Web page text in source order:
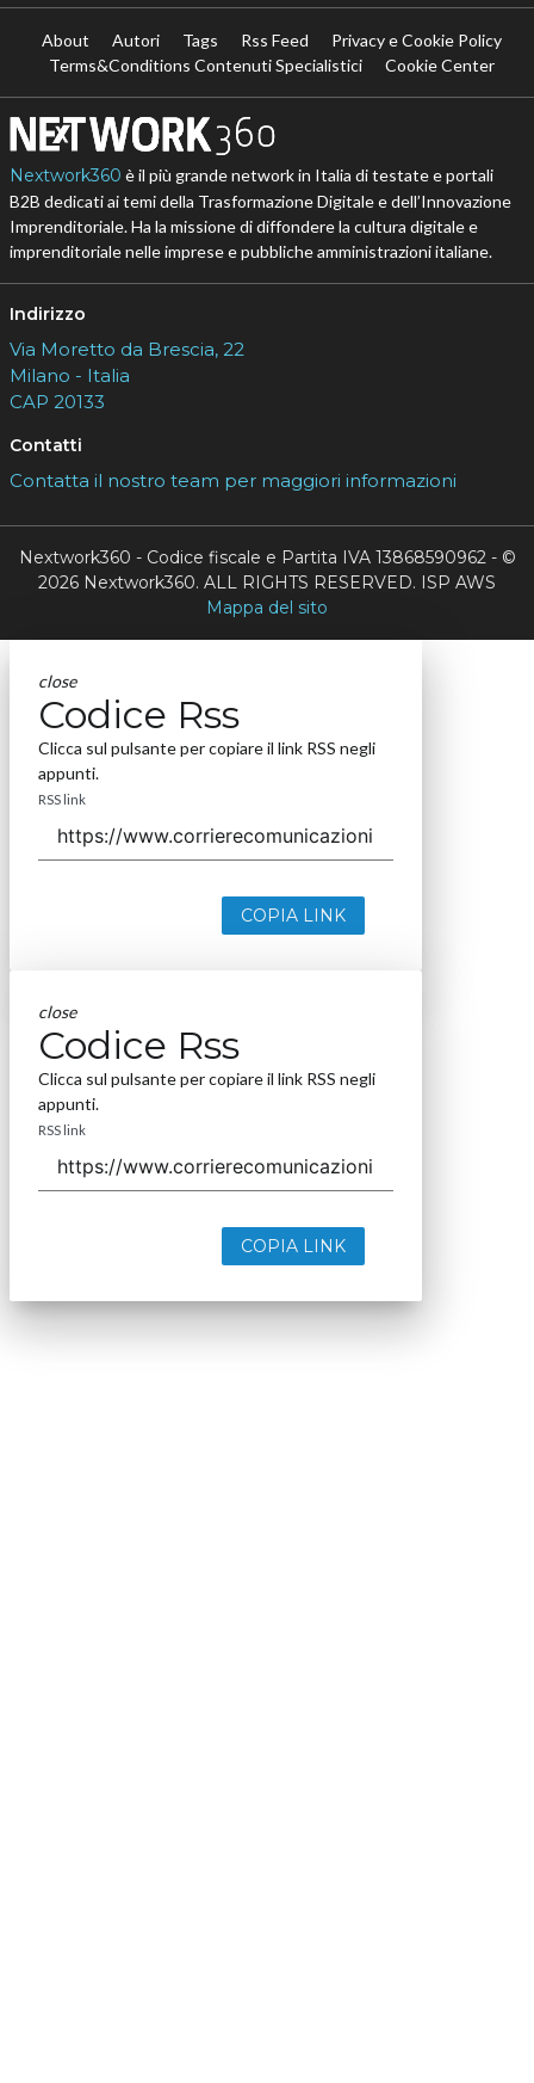
About Autori Tags Rss Feed
Privacy e Cookie Policy
Terms&Conditions Contenuti Specialistici
Cookie Center
Nextwork360 è il più grande network in Italia di testate e portali
B2B dedicati ai temi della Trasformazione Digitale e dell’Innovazione
Imprenditoriale. Ha la missione di diffondere la cultura digitale e
imprenditoriale nelle imprese e pubbliche amministrazioni italiane.
Indirizzo
Via Moretto da Brescia, 22
Milano - Italia
CAP 20133
Contatti
Contatta il nostro team per maggiori informazioni
Nextwork360 - Codice fiscale e Partita IVA 13868590962 - ©
2026 Nextwork360. ALL RIGHTS RESERVED. ISP AWS
Mappa del sito
close
Codice Rss
Clicca sul pulsante per copiare il link RSS negli
appunti.
RSS link
COPIA LINK
close
Codice Rss
Clicca sul pulsante per copiare il link RSS negli
appunti.
RSS link
COPIA LINK